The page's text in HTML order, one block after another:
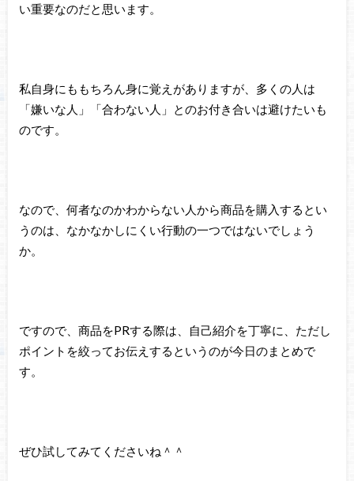
い重要なのだと思います。
私自身にももちろん身に覚えがありますが、多くの人は
「嫌いな人」「合わない人」とのお付き合いは避けたいも
のです。
なので、何者なのかわからない人から商品を購入するとい
うのは、なかなかしにくい行動の一つではないでしょう
か。
ですので、商品をPRする際は、自己紹介を丁寧に、ただし
ポイントを絞ってお伝えするというのが今日のまとめで
す。
ぜひ試してみてくださいね＾＾